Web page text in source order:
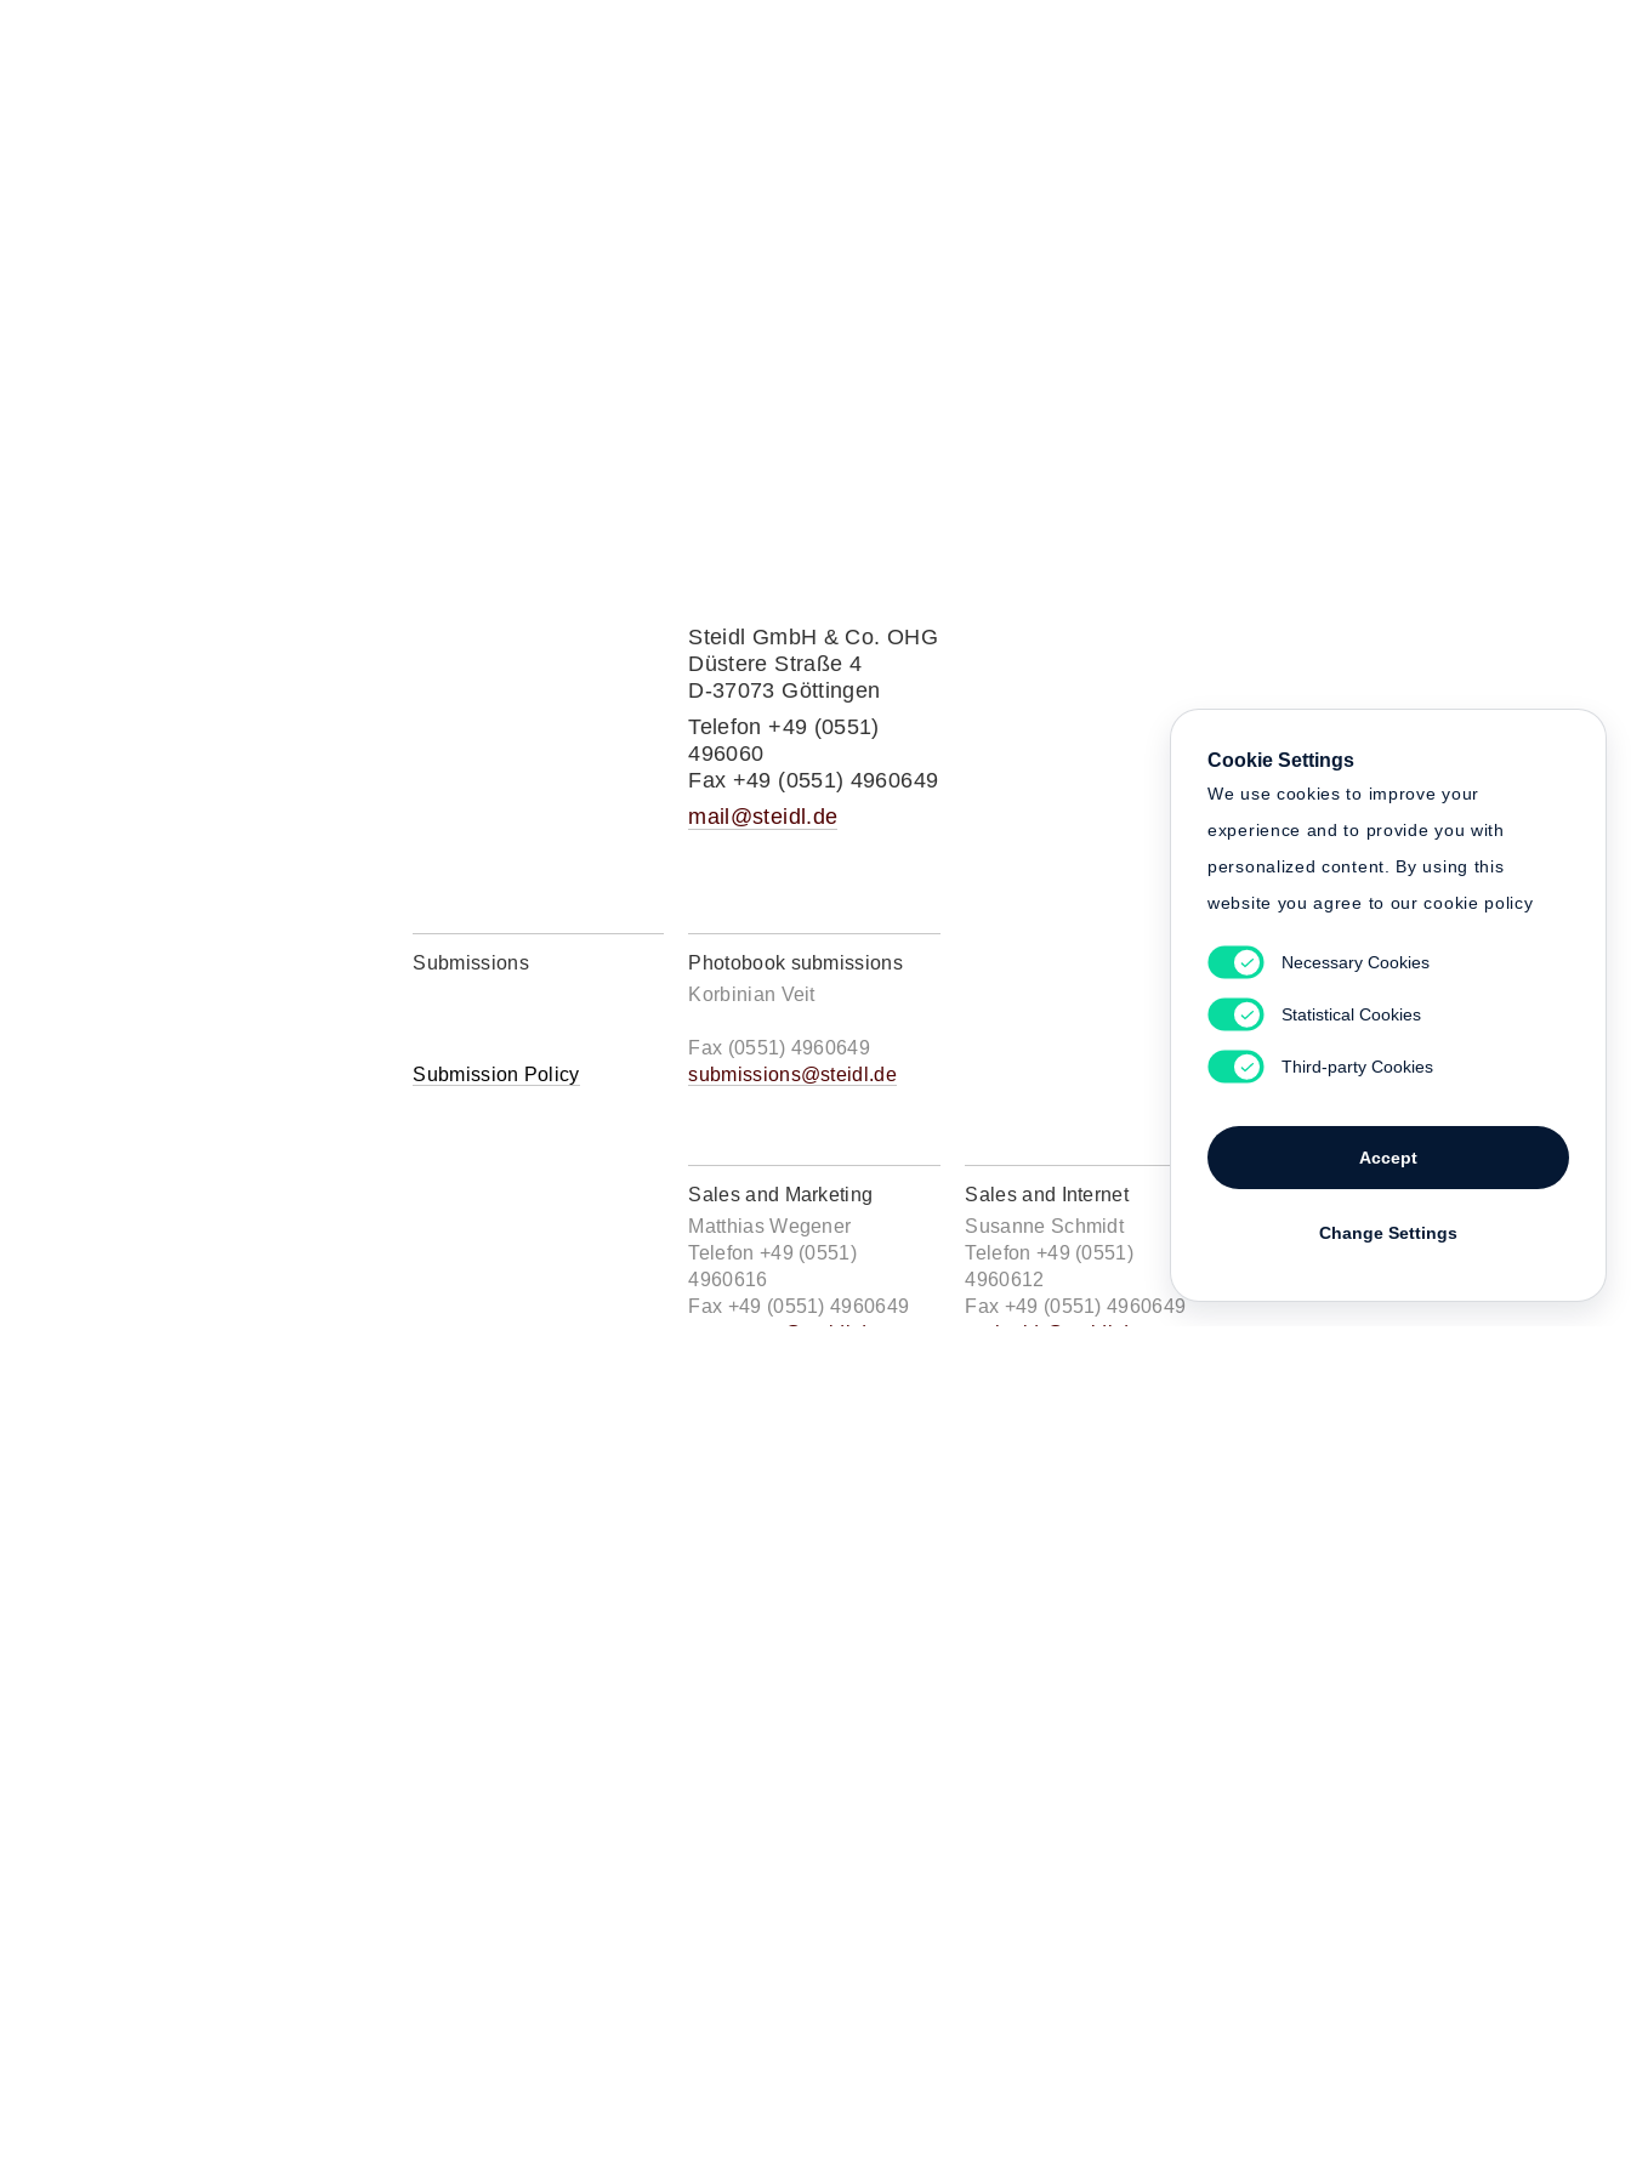
Steidl GmbH & Co. OHG
Düstere Straße 4
D-37073 Göttingen
Telefon +49 (0551)
496060
Fax +49 (0551) 4960649
mail@steidl.de
Submissions
Submission Policy
Photobook submissions
Korbinian Veit
Fax (0551) 4960649
submissions@steidl.de
Sales and Marketing
Matthias Wegener
Telefon +49 (0551)
4960616
Fax +49 (0551) 4960649
mwegener@steidl.de
Sales and Internet
Susanne Schmidt
Telefon +49 (0551)
4960612
Fax +49 (0551) 4960649
sschmidt@steidl.de
Cookie Settings
We use cookies to improve your
experience and to provide you with
personalized content. By using this
website you agree to our cookie policy
Necessary Cookies
Statistical Cookies
Third-party Cookies
Accept
Change Settings